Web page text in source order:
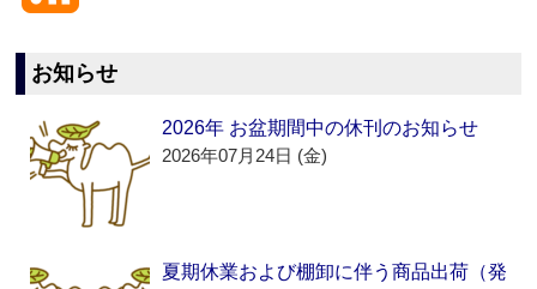
お知らせ
2026年 お盆期間中の休刊のお知らせ
2026年07月24日 (金)
夏期休業および棚卸に伴う商品出荷（発